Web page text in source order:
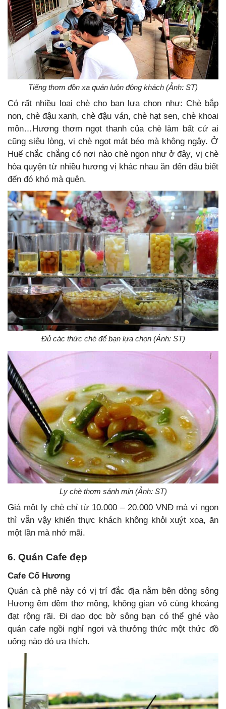
Tiếng thơm đồn xa quán luôn đông khách (Ảnh: ST)
Có rất nhiều loại chè cho bạn lựa chọn như: Chè bắp
non, chè đậu xanh, chè đậu ván, chè hạt sen, chè khoai
môn…Hương thơm ngọt thanh của chè làm bất cứ ai
cũng siêu lòng, vị chè ngọt mát béo mà không ngậy. Ở
Huế chắc chẳng có nơi nào chè ngon như ở đây, vị chè
hòa quyện từ nhiều hương vị khác nhau ăn đến đâu biết
đến đó khó mà quên.
Đủ các thức chè để bạn lựa chọn (Ảnh: ST)
Ly chè thơm sánh mịn (Ảnh: ST)
Giá một ly chè chỉ từ 10.000 – 20.000 VNĐ mà vị ngon
thì vẫn vậy khiến thực khách không khỏi xuýt xoa, ăn
một lần mà nhớ mãi.
6. Quán Cafe đẹp
Cafe Cố Hương
Quán cà phê này có vị trí đắc địa nằm bên dòng sông
Hương êm đềm thơ mộng, không gian vô cùng khoáng
đạt rộng rãi. Đi dạo dọc bờ sông bạn có thể ghé vào
quán cafe ngồi nghỉ ngơi và thưởng thức một thức đồ
uống nào đó ưa thích.